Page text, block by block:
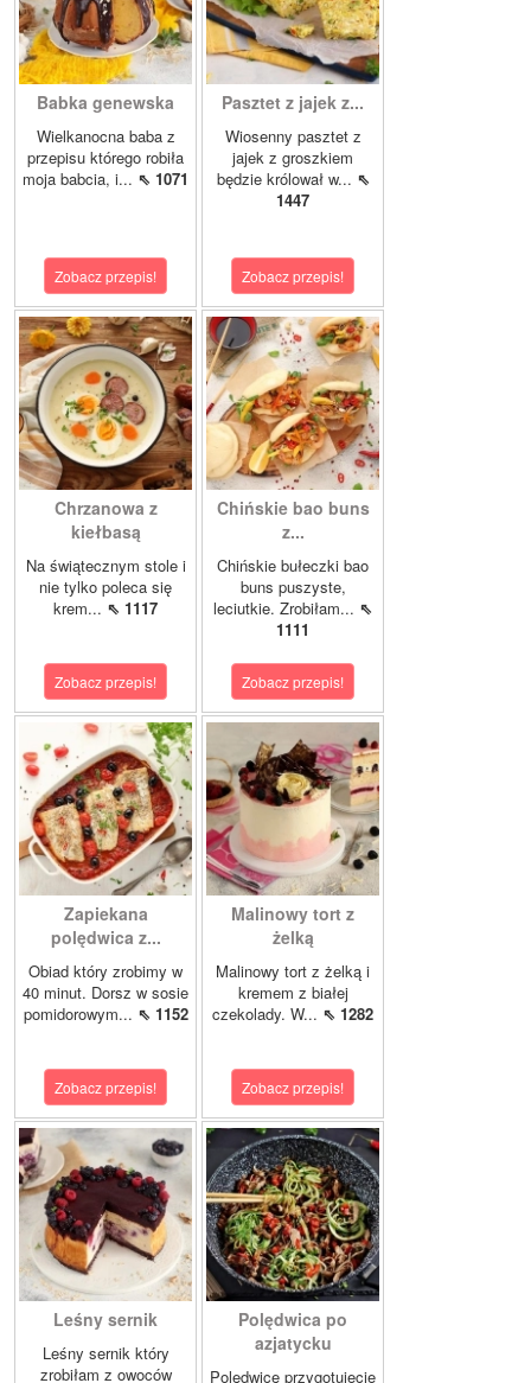
Babka genewska
Wielkanocna baba z
przepisu którego robiła
moja babcia, i... ⇖ 1071
Zobacz przepis!
Pasztet z jajek z...
Wiosenny pasztet z
jajek z groszkiem
będzie królował w... ⇖
1447
Zobacz przepis!
Chrzanowa z
kiełbasą
Na świątecznym stole i
nie tylko poleca się
krem... ⇖ 1117
Zobacz przepis!
Chińskie bao buns
z...
Chińskie bułeczki bao
buns puszyste,
leciutkie. Zrobiłam... ⇖
1111
Zobacz przepis!
Zapiekana
polędwica z...
Obiad który zrobimy w
40 minut. Dorsz w sosie
pomidorowym... ⇖ 1152
Zobacz przepis!
Malinowy tort z
żelką
Malinowy tort z żelką i
kremem z białej
czekolady. W... ⇖ 1282
Zobacz przepis!
Leśny sernik
Leśny sernik który
zrobiłam z owoców
Polędwica po
azjatycku
Polędwicę przygotujecie